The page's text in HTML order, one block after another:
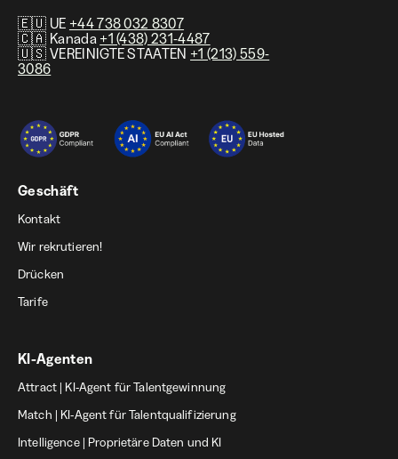
🇪🇺 UE +44 738 032 8307
🇨🇦 Kanada +1 (438) 231-4487
🇺🇸 VEREINIGTE STAATEN +1 (213) 559-
3086
Geschäft
Kontakt
Wir rekrutieren!
Drücken
Tarife
KI-Agenten
Attract | KI-Agent für Talentgewinnung
Match | KI-Agent für Talentqualifizierung
Intelligence | Proprietäre Daten und KI